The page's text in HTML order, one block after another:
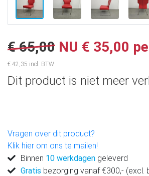
€ 65,00 NU € 35,00
€ 42,35 incl. BTW
Dit product is niet meer
Vragen over dit product?
Klik hier om ons te mailen!
Binnen 10 werkdagen geleverd
Gratis bezorging vanaf €300,- (excl.